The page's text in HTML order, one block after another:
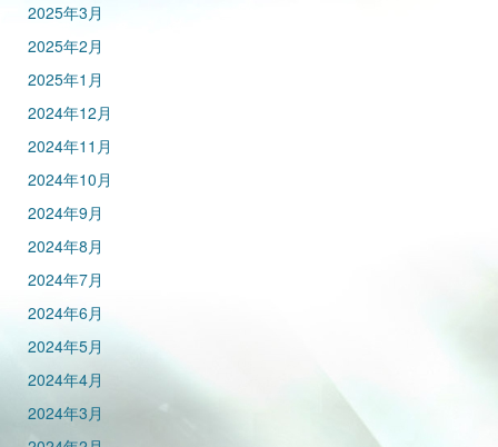
2025年3月
2025年2月
2025年1月
2024年12月
2024年11月
2024年10月
2024年9月
2024年8月
2024年7月
2024年6月
2024年5月
2024年4月
2024年3月